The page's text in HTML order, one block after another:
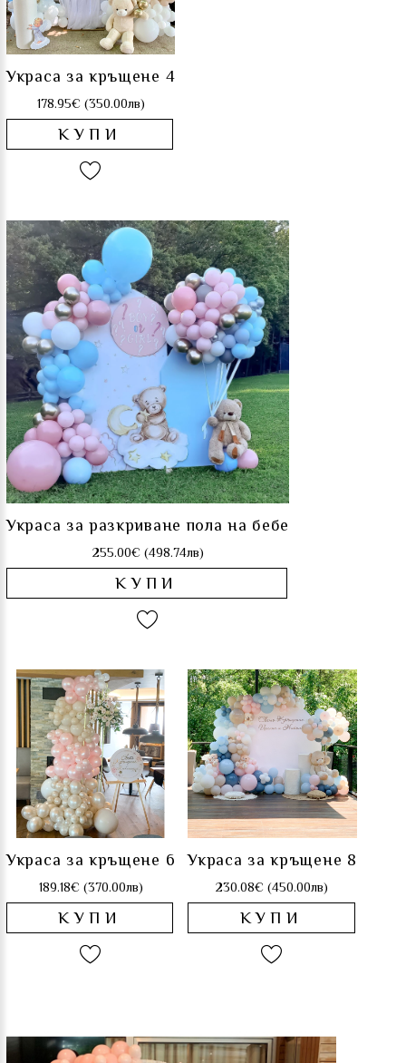
Украса за кръщене 4
178.95€ (350.00лв)
КУПИ
Украса за разкриване пола на бебе
255.00€ (498.74лв)
КУПИ
Украса за кръщене 6
189.18€ (370.00лв)
КУПИ
Украса за кръщене 8
230.08€ (450.00лв)
КУПИ